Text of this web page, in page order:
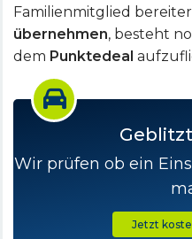
Familienmitglied
übernehmen, besteht
dem Punktedeal
Wir prüfen ob ein
Jetzt